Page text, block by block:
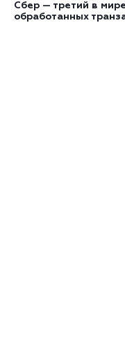
Сбер — третий в
обработанных